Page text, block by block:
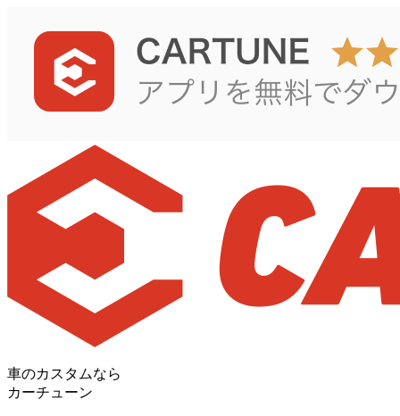
車のカスタムなら
カーチューン